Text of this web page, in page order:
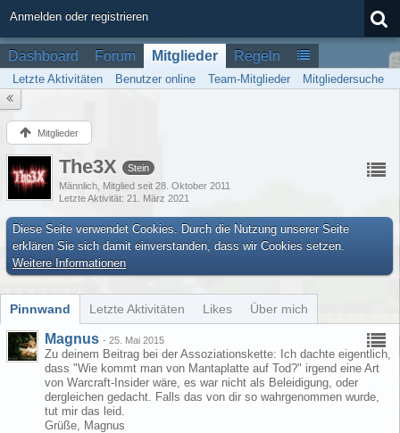
Anmelden oder registrieren
Dashboard Forum Mitglieder Regeln
Letzte Aktivitäten Benutzer online Team-Mitglieder Mitgliedersuche
Mitglieder
The3X
Stein
Männlich Mitglied seit 28. Oktober 2011
Letzte Aktivität 21. März 2021
Diese Seite verwendet Cookies. Durch die Nutzung unserer Seite
erklären Sie sich damit einverstanden, dass wir Cookies setzen.
Weitere Informationen
Pinnwand Letzte Aktivitäten Likes Über mich
Magnus - 25. Mai 2015
Zu deinem Beitrag bei der Assoziationskette: Ich dachte eigentlich,
dass "Wie kommt man von Mantaplatte auf Tod?" irgend eine Art
von Warcraft-Insider wäre, es war nicht als Beleidigung, oder
dergleichen gedacht. Falls das von dir so wahrgenommen wurde,
tut mir das leid.
Grüße, Magnus